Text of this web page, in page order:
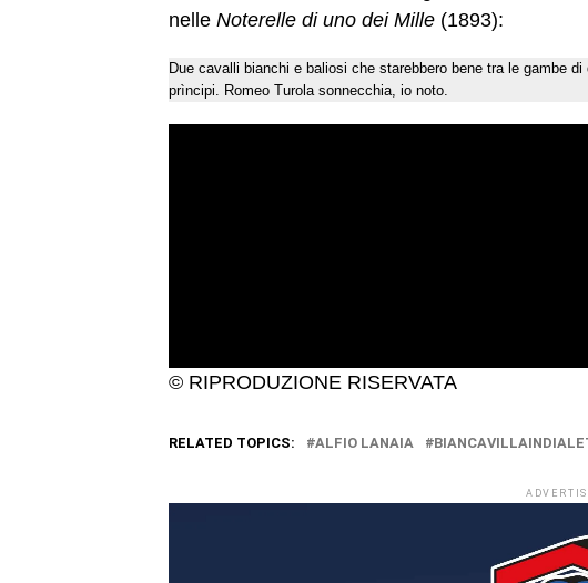
nelle Noterelle di uno dei Mille (1893):
Due cavalli bianchi e baliosi che starebbero bene tra le gambe
prìncipi. Romeo Turola sonnecchia, io noto.
© RIPRODUZIONE RISERVATA
RELATED TOPICS: ALFIO LANAIA